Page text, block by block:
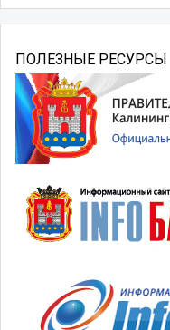
ПОЛЕЗНЫЕ РЕСУРСЫ